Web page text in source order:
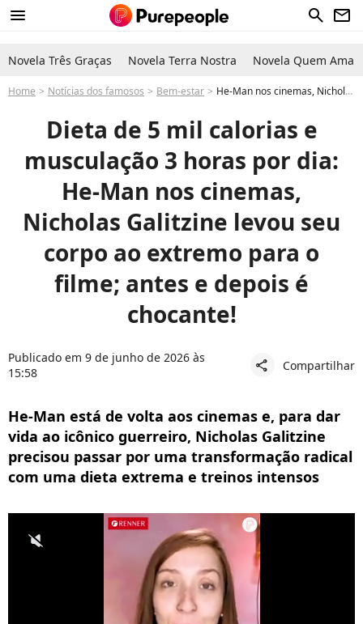
menu search newsletter
Novela Três Graças Novela Terra Nostra Novela Quem Ama
Home Notícias dos famosos Bem-estar He-Man nos cinemas, Nicholas Galitzine seguiu dieta de 5 mil calorias e fez musculação 3 horas por dia para o filme; antes e depois é chocante!
Dieta de 5 mil calorias e
musculação 3 horas por dia:
He-Man nos cinemas,
Nicholas Galitzine levou seu
corpo ao extremo para o
filme; antes e depois é
chocante!
Publicado em 9 de junho de 2026 às
15:58
share Compartilhar
He-Man está de volta aos cinemas e, para dar
vida ao icônico guerreiro, Nicholas Galitzine
precisou passar por uma transformação radical
com uma dieta extrema e treinos intensos